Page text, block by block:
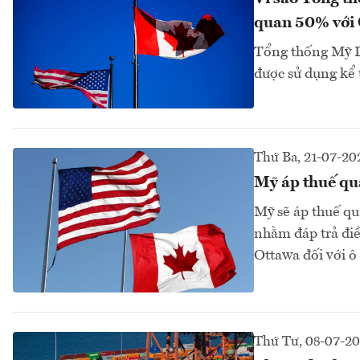
quan 50% với
Tổng thống Mỹ
được sử dụng
Thứ Ba, 21-07-
Mỹ áp thuế
Mỹ sẽ áp thuế
nhằm đáp trả
Ottawa đối với ô
Thứ Tư, 08-07-